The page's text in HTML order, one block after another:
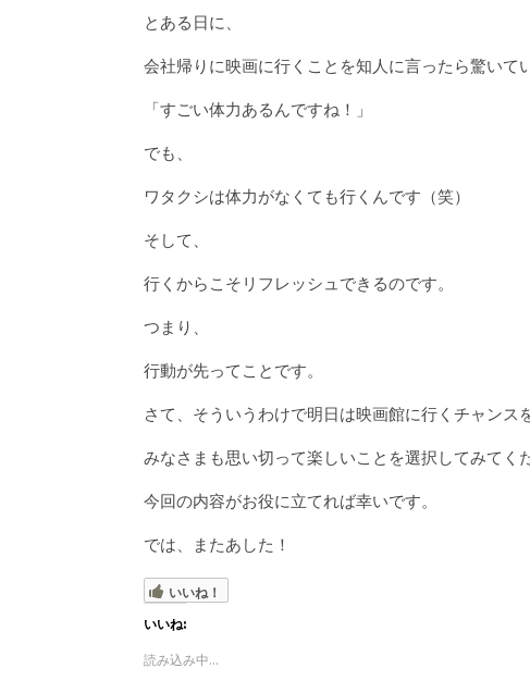
とある日に、
会社帰りに映画に行くことを知人に言ったら驚いて
「すごい体力あるんですね！」
でも、
ワタクシは体力がなくても行くんです（笑）
そして、
行くからこそリフレッシュできるのです。
つまり、
行動が先ってことです。
さて、そういうわけで明日は映画館に行くチャンス
みなさまも思い切って楽しいことを選択してみてく
今回の内容がお役に立てれば幸いです。
では、またあした！
いいね！
いいね:
読み込み中...